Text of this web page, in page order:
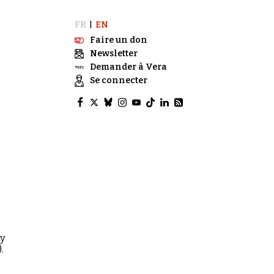
FR
EN
Faire un don
Newsletter
Demander à Vera
Se connecter